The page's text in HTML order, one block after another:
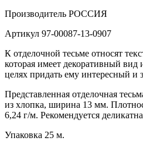
Производитель РОССИЯ
Артикул 97-00087-13-0907
К отделочной тесьме относят
которая имеет декоративный вид
целях придать ему интересный и
Представленная отделочная
из хлопка, ширина 13 мм.
6,24 г/м. Рекомендуется
Упаковка 25 м.